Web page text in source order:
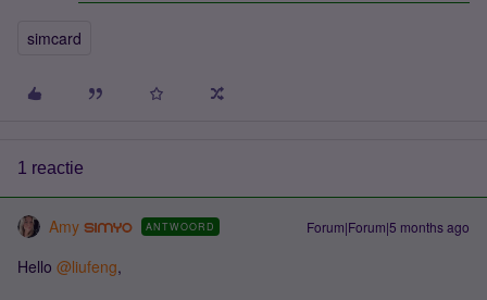
simcard
1 reactie
Amy ANTWOORD Forum|Forum|5 months ago
Hello ​ @liufeng,